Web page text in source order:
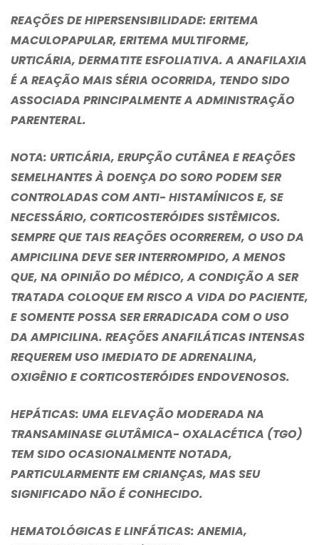
REAÇÕES DE HIPERSENSIBILIDADE: ERITEMA
MACULOPAPULAR, ERITEMA MULTIFORME,
URTICÁRIA, DERMATITE ESFOLIATIVA. A ANAFILAXIA
É A REAÇÃO MAIS SÉRIA OCORRIDA, TENDO SIDO
ASSOCIADA PRINCIPALMENTE A ADMINISTRAÇÃO
PARENTERAL.
NOTA: URTICÁRIA, ERUPÇÃO CUTÂNEA E REAÇÕES
SEMELHANTES À DOENÇA DO SORO PODEM SER
CONTROLADAS COM ANTI- HISTAMÍNICOS E, SE
NECESSÁRIO, CORTICOSTERÓIDES SISTÊMICOS.
SEMPRE QUE TAIS REAÇÕES OCORREREM, O USO DA
AMPICILINA DEVE SER INTERROMPIDO, A MENOS
QUE, NA OPINIÃO DO MÉDICO, A CONDIÇÃO A SER
TRATADA COLOQUE EM RISCO A VIDA DO PACIENTE,
E SOMENTE POSSA SER ERRADICADA COM O USO
DA AMPICILINA. REAÇÕES ANAFILÁTICAS INTENSAS
REQUEREM USO IMEDIATO DE ADRENALINA,
OXIGÊNIO E CORTICOSTERÓIDES ENDOVENOSOS.
HEPÁTICAS: UMA ELEVAÇÃO MODERADA NA
TRANSAMINASE GLUTÂMICA- OXALACÉTICA (TGO)
TEM SIDO OCASIONALMENTE NOTADA,
PARTICULARMENTE EM CRIANÇAS, MAS SEU
SIGNIFICADO NÃO É CONHECIDO.
HEMATOLÓGICAS E LINFÁTICAS: ANEMIA,